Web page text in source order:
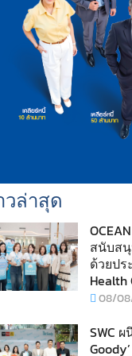
ล่าสุด
สนับส
ด้วยป
Health
08/
SWC